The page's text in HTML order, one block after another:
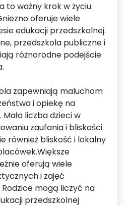
to ważny krok w życiu
oferuje wiele
edukacji przedszkolnej.
przedszkola publiczne i
różnorodne podejście
zapewniają maluchom
i opiekę na
liczba dzieci w
zaufania i bliskości.
również bliskość i lokalny
oferują wiele
i zajęć
mogą liczyć na
przedszkolnej